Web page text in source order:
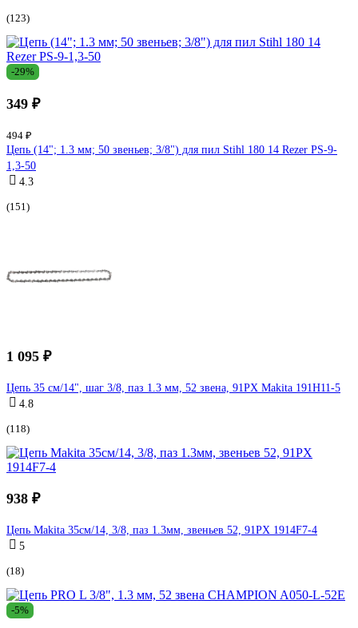
(123)
-29%
349 ₽
494 ₽
Цепь (14"; 1.3 мм; 50 звеньев; 3/8") для пил Stihl 180 14 Rezer PS-9-
1,3-50
4.3
(151)
1 095 ₽
Цепь 35 см/14", шаг 3/8, паз 1.3 мм, 52 звена, 91PX Makita 191H11-5
4.8
(118)
938 ₽
Цепь Makita 35см/14, 3/8, паз 1.3мм, звеньев 52, 91PX 1914F7-4
5
(18)
-5%